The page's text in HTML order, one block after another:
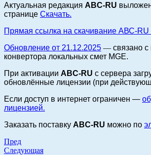
Актуальная редакция ABC-RU
странице Скачать.
Прямая ссылка на скачивание АВС-RU
Обновление от 21.12.2025 — связано с
конвертора локальных смет MGE.
При активации ABC-RU с сервера
обновлённые лицензии (при
Если доступ в интернет ограничен —
лицензией.
Заказать поставку ABC-RU можно по
Пред
Следующая